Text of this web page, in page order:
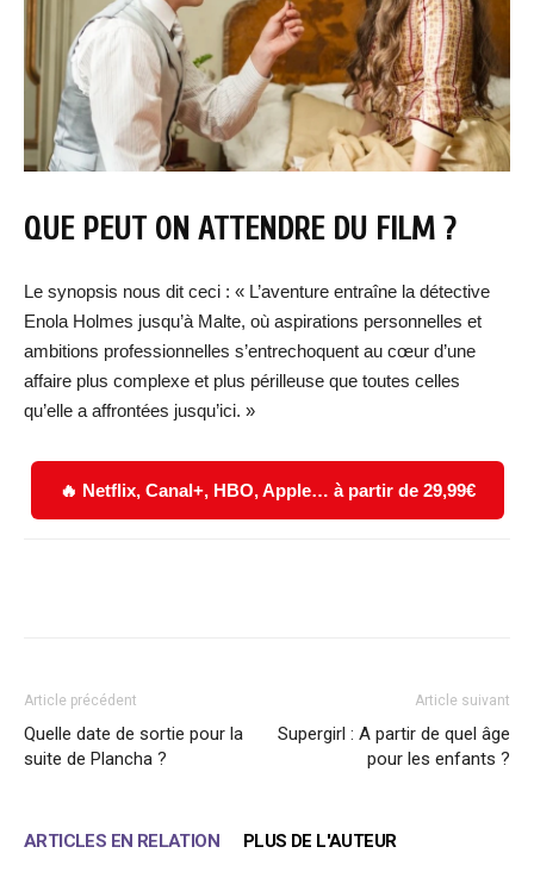
QUE PEUT ON ATTENDRE DU FILM ?
Le synopsis nous dit ceci : « L’aventure entraîne la détective
Enola Holmes jusqu’à Malte, où aspirations personnelles et
ambitions professionnelles s’entrechoquent au cœur d’une
affaire plus complexe et plus périlleuse que toutes celles
qu’elle a affrontées jusqu’ici. »
🔥 Netflix, Canal+, HBO, Apple… à partir de 29,99€
Article précédent
Quelle date de sortie pour la
suite de Plancha ?
Article suivant
Supergirl : A partir de quel âge
pour les enfants ?
ARTICLES EN RELATION PLUS DE L'AUTEUR